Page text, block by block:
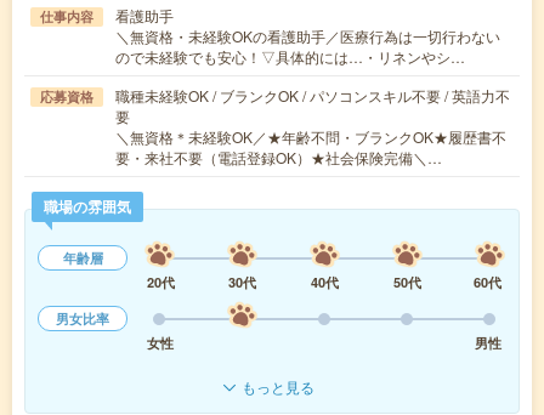
仕事内容
看護助手
＼無資格・未経験OKの看護助手／医療行為は一切行わない
ので未経験でも安心！▽具体的には…・リネンやシ…
応募資格
職種未経験OK / ブランクOK / パソコンスキル不要 / 英語力不
要
＼無資格＊未経験OK／★年齢不問・ブランクOK★履歴書不
要・来社不要（電話登録OK）★社会保険完備＼…
職場の雰囲気
年齢層
20代
30代 40代 50代
60代
男女比率
女性
男性
もっと見る